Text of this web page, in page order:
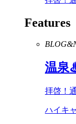
Features
温泉
拝啓！
ハイキ